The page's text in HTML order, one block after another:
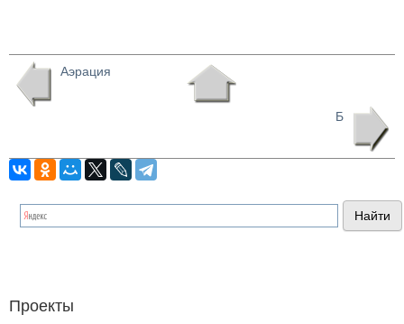
Аэрация
Б
Проекты